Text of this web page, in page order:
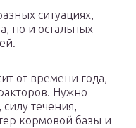
ситуациях,
но и остальных
от времени года,
Нужно
течения,
кормовой базы и